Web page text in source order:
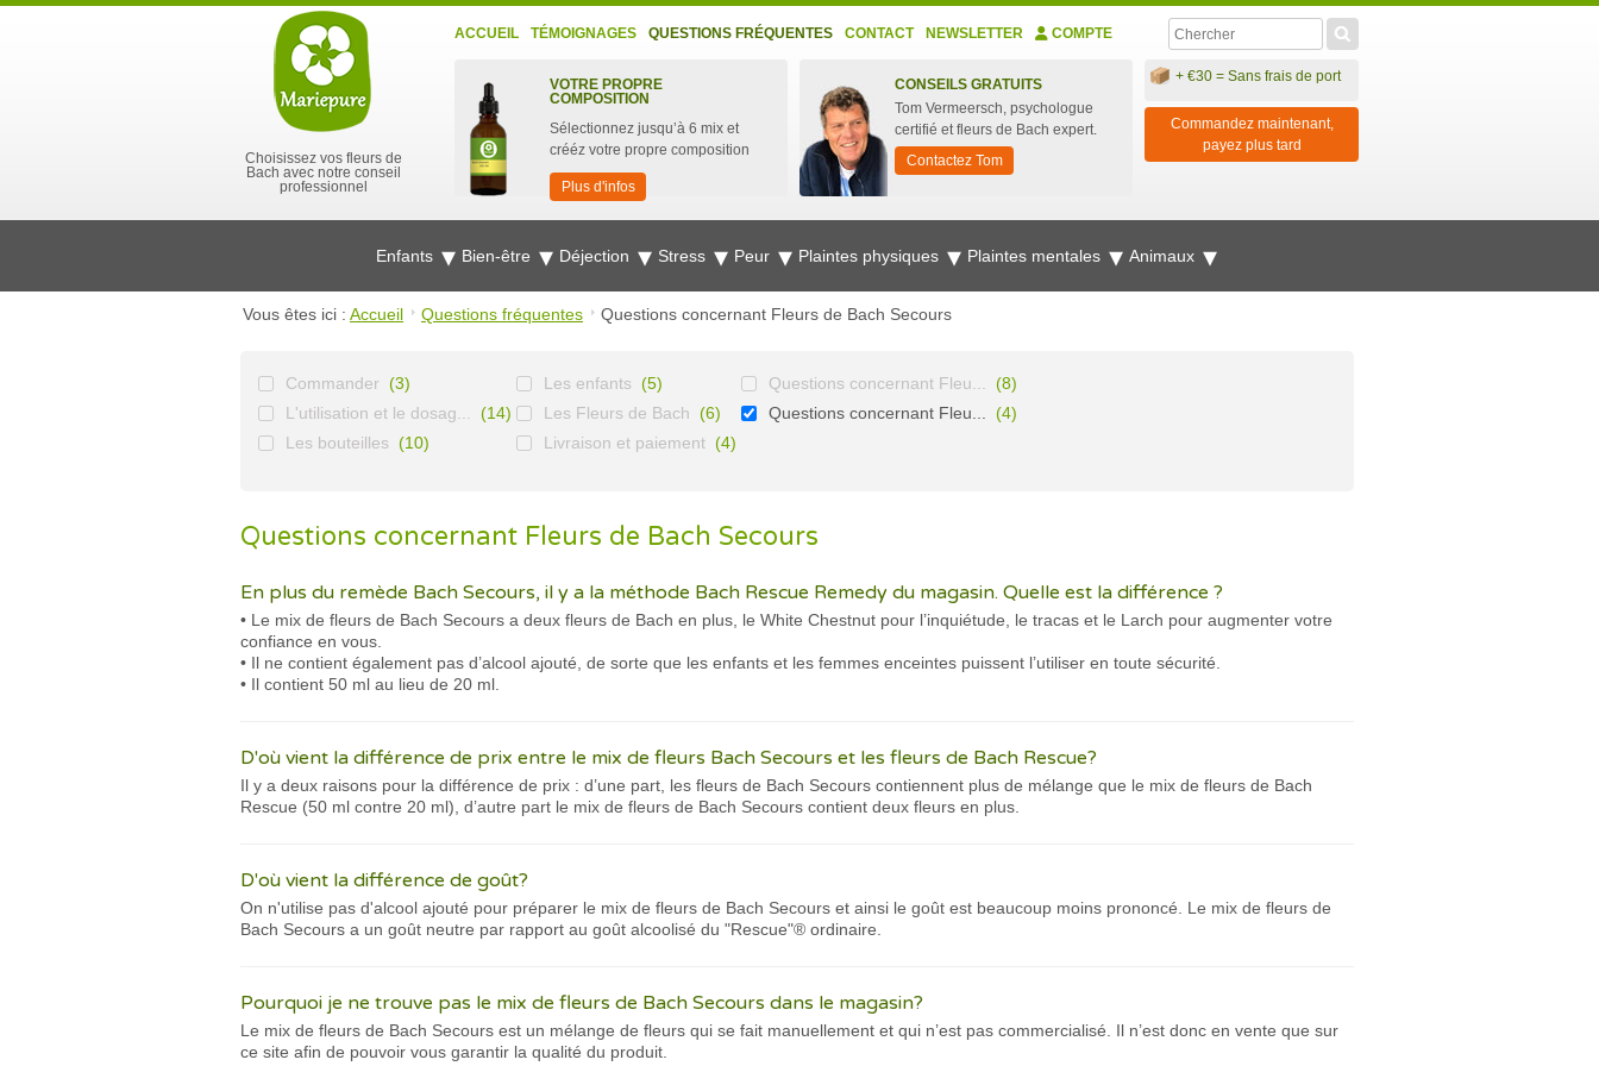
Choisissez vos fleurs de
Bach avec notre conseil
professionnel
ACCUEIL TÉMOIGNAGES QUESTIONS FRÉQUENTES CONTACT NEWSLETTER COMPTE
VOTRE PROPRE
COMPOSITION
Sélectionnez jusqu’à 6 mix et
crééz votre propre composition
Plus d'infos
CONSEILS GRATUITS
Tom Vermeersch, psychologue
certifié et fleurs de Bach expert.
Contactez Tom
+ €30 = Sans frais de port
Commandez maintenant,
payez plus tard
Enfants Bien-être Déjection Stress Peur Plaintes physiques Plaintes mentales Animaux
Vous êtes ici : Accueil Questions fréquentes Questions concernant Fleurs de Bach Secours
Commander (3)
L'utilisation et le dosag...
(14)
Les bouteilles (10)
Les enfants (5)
Les Fleurs de Bach (6)
Livraison et paiement (4)
Questions concernant Fleu...
(8)
Questions concernant Fleu...
(4)
Questions concernant Fleurs de Bach Secours
En plus du remède Bach Secours, il y a la méthode Bach Rescue Remedy du magasin. Quelle est la différence ?
• Le mix de fleurs de Bach Secours a deux fleurs de Bach en plus, le White Chestnut pour l’inquiétude, le tracas et le Larch pour augmenter votre
confiance en vous.
• Il ne contient également pas d’alcool ajouté, de sorte que les enfants et les femmes enceintes puissent l’utiliser en toute sécurité.
• Il contient 50 ml au lieu de 20 ml.
D'où vient la différence de prix entre le mix de fleurs Bach Secours et les fleurs de Bach Rescue?
Il y a deux raisons pour la différence de prix : d’une part, les fleurs de Bach Secours contiennent plus de mélange que le mix de fleurs de Bach
Rescue (50 ml contre 20 ml), d’autre part le mix de fleurs de Bach Secours contient deux fleurs en plus.
D'où vient la différence de goût?
On n'utilise pas d'alcool ajouté pour préparer le mix de fleurs de Bach Secours et ainsi le goût est beaucoup moins prononcé. Le mix de fleurs de
Bach Secours a un goût neutre par rapport au goût alcoolisé du "Rescue"® ordinaire.
Pourquoi je ne trouve pas le mix de fleurs de Bach Secours dans le magasin?
Le mix de fleurs de Bach Secours est un mélange de fleurs qui se fait manuellement et qui n’est pas commercialisé. Il n’est donc en vente que sur
ce site afin de pouvoir vous garantir la qualité du produit.